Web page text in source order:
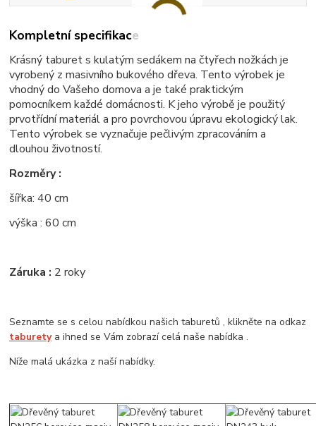
Kompletní specifikace
Krásný taburet s kulatým sedákem na čtyřech nožkách je
vyrobený z masivního bukového dřeva. Tento výrobek je
vhodný do Vašeho domova a je také praktickým
pomocníkem každé domácnosti. K jeho výrobě je použitý
prvotřídní materiál a pro povrchovou úpravu ekologický lak.
Tento výrobek se vyznačuje pečlivým zpracováním a
dlouhou životností.
Rozměry :
šířka: 40 cm
výška : 60 cm
Záruka : 2 roky
Seznamte se s celou nabídkou našich taburetů , klikněte na odkaz
taburetya ihned se Vám zobrazí celá naše nabídka .
Níže malá ukázka z naší nabídky.